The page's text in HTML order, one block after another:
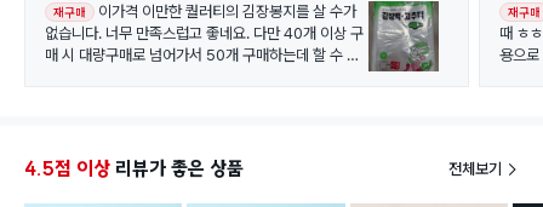
재구매
이가격 이만한 퀄러티의 김장봉지를 살 수가
없습니다. 너무 만족스럽고 좋네요. 다만 40개 이상 구
매 시 대량구매로 넘어가서 50개 구매하는데 할 수 없
재구매
때 ㅎ
용으로
4.5점 이상 리뷰가 좋은 상품 전체보기